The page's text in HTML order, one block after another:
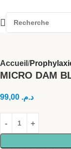
Accueil
MICRO DAM
د.م.